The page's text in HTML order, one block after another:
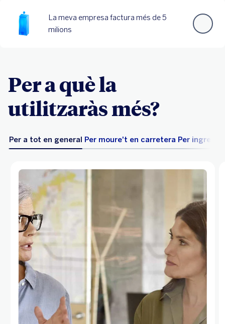
Per a què la
utilitzaràs més?
Per a tot en general Per moure't en carretera Per